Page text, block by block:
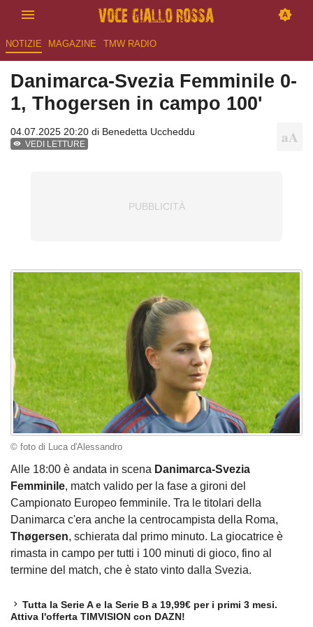
NOTIZIE MAGAZINE TMW RADIO
Danimarca-Svezia Femminile 0-
1, Thogersen in campo 100'
04.07.2025 20:20 di Benedetta Uccheddu
VEDI LETTURE
© foto di Luca d'Alessandro
Alle 18:00 è andata in scena Danimarca-Svezia
Femminile, match valido per la fase a gironi del
Campionato Europeo femminile. Tra le titolari della
Danimarca c'era anche la centrocampista della Roma,
Thøgersen, schierata dal primo minuto. La giocatrice è
rimasta in campo per tutti i 100 minuti di gioco, fino al
termine del match, che è stato vinto dalla Svezia.
Tutta la Serie A e la Serie B a 19,99€ per i primi 3 mesi.
Attiva l'offerta TIMVISION con DAZN!